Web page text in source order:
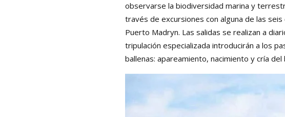
observarse la biodiversidad marina y
través de excursiones con alguna de las
Puerto Madryn. Las salidas se realizan a
tripulación especializada introducirán a los
ballenas: apareamiento, nacimiento y cría del